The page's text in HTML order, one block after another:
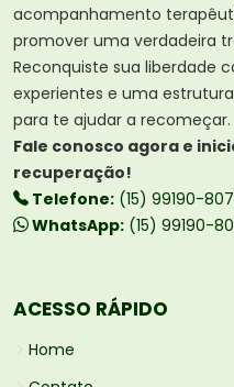
acompanhamento
promover uma verdadeira
Reconquiste sua liberdade
experientes e uma
para te ajudar a recomeçar.
Fale conosco agora e
recuperação!
Telefone: (15) 99190-
WhatsApp: (15) 99190-
ACESSO RÁPIDO
Home